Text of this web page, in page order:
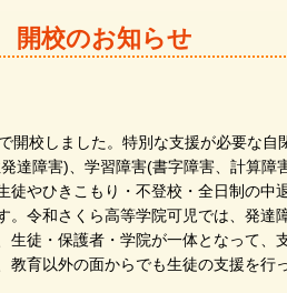
開校のお知らせ
開校しました。特別な支援が必要な自
達障害)、学習障害(書字障害、計算障
徒やひきこもり・不登校・全日制の中
。令和さくら高等学院可児では、発達
生徒・保護者・学院が一体となって、
育以外の面からでも生徒の支援を行